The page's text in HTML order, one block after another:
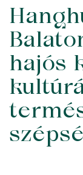
Skip
content
hajós